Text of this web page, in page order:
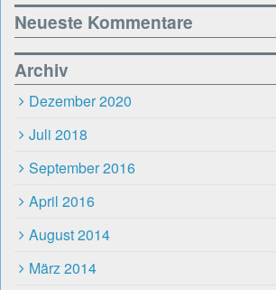
Neueste Kommentare
Archiv
Dezember 2020
Juli 2018
September 2016
April 2016
August 2014
März 2014